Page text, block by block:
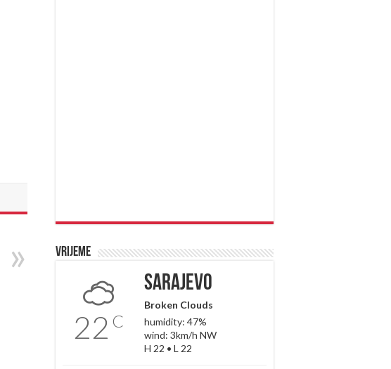
Vrijeme
22 C
Sarajevo
Broken Clouds
humidity: 47%
wind: 3km/h NW
H 22 • L 22